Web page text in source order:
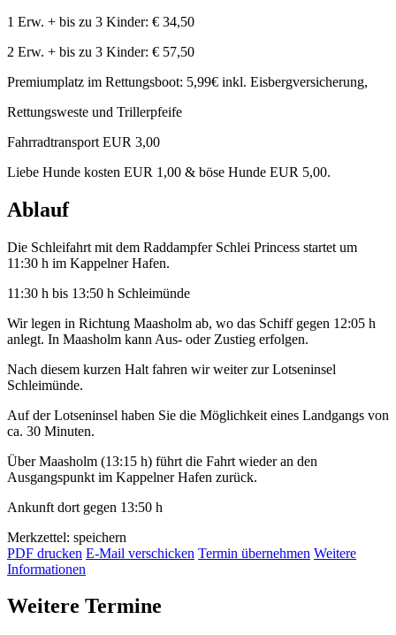
1 Erw. + bis zu 3 Kinder: € 34,50
2 Erw. + bis zu 3 Kinder: € 57,50
Premiumplatz im Rettungsboot: 5,99€ inkl. Eisbergversicherung,
Rettungsweste und Trillerpfeife
Fahrradtransport EUR 3,00
Liebe Hunde kosten EUR 1,00 & böse Hunde EUR 5,00.
Ablauf
Die Schleifahrt mit dem Raddampfer Schlei Princess startet um
11:30 h im Kappelner Hafen.
11:30 h bis 13:50 h Schleimünde
Wir legen in Richtung Maasholm ab, wo das Schiff gegen 12:05 h
anlegt. In Maasholm kann Aus- oder Zustieg erfolgen.
Nach diesem kurzen Halt fahren wir weiter zur Lotseninsel
Schleimünde.
Auf der Lotseninsel haben Sie die Möglichkeit eines Landgangs von
ca. 30 Minuten.
Über Maasholm (13:15 h) führt die Fahrt wieder an den
Ausgangspunkt im Kappelner Hafen zurück.
Ankunft dort gegen 13:50 h
Merkzettel: speichern
PDF drucken E-Mail verschicken Termin übernehmen Weitere
Informationen
Weitere Termine